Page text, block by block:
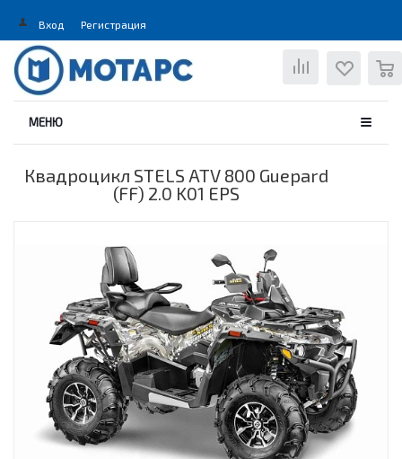
Вход Регистрация
МЕНЮ
Квадроцикл STELS ATV 800 Guepard
(FF) 2.0 K01 EPS